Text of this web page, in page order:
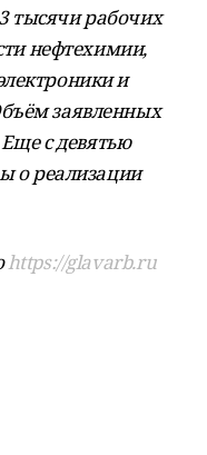
тысячи рабочих
нефтехимии,
и
заявленных
с девятью
о реализации
https://glavarb.ru